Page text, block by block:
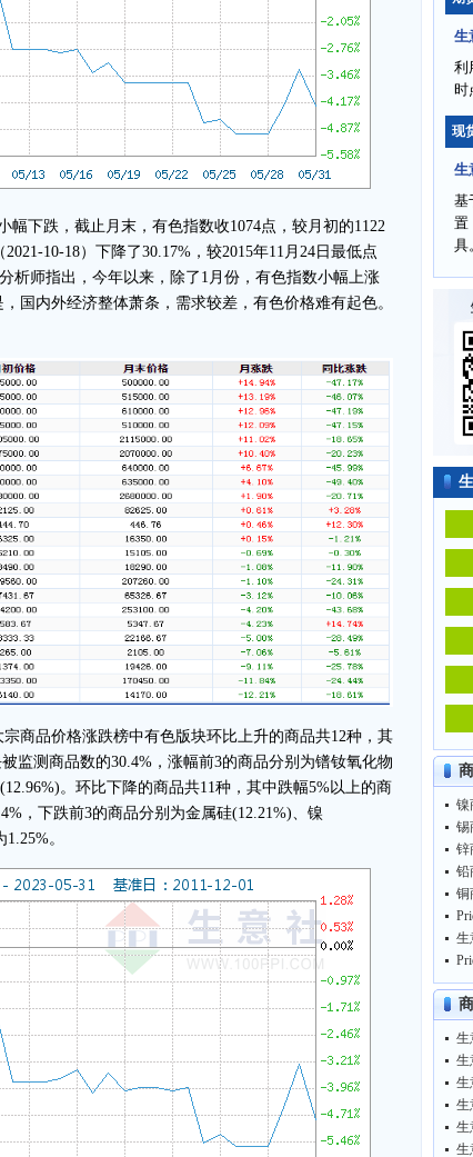
下跌，截止月末，有色指数收1074点，较月初的1122
10-18）下降了30.17%，较2015年11月24日最低点
析师指出，今年以来，除了1月份，有色指数小幅上涨
国内外经济整体萧条，需求较差，有色价格难有起色。
商品价格涨跌榜中有色版块环比上升的商品共12种，其
监测商品数的30.4%，涨幅前3的商品分别为镨钕氧化物
。环比下降的商品共11种，其中跌幅5%以上的商
，下跌前3的商品分别为金属硅(12.21%)、镍
。
生
利
时
现
生
基
置
具
镍
锡
锌
铅
铜
生
生
生
生